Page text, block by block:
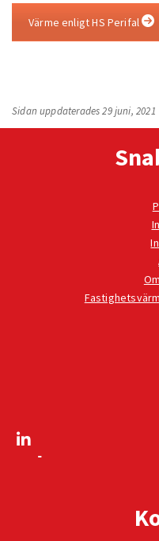
Värme enligt HS Perifal
Sidan uppdaterades 29 juni, 2021